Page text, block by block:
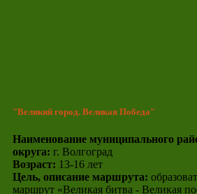
"Великий город. Великая Победа"
Наименование муниципального
округа: г. Волгоград
Возраст: 13-16 лет
Цель, описание маршрута:
маршрут «Великая битва - Великая